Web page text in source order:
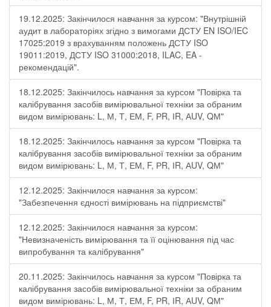
19.12.2025: Закінчилося навчання за курсом: "Внутрішній
аудит в лабораторіях згідно з вимогами ДСТУ EN ISO/IEC
17025:2019 з врахуванням положень ДСТУ ISO
19011:2019, ДСТУ ISO 31000:2018, ILAC, EA -
рекомендацій".
18.12.2025: Закінчилось навчання за курсом "Повірка та
калібрування засобів вимірювальної техніки за обраним
видом вимірювань: L, М, Т, ЕМ, F, РR, ІR, АUV, QМ"
18.12.2025: Закінчилось навчання за курсом "Повірка та
калібрування засобів вимірювальної техніки за обраним
видом вимірювань: L, М, Т, ЕМ, F, РR, ІR, АUV, QМ"
12.12.2025: Закінчилося навчання за курсом:
"Забезпечення єдності вимірювань на підприємстві"
12.12.2025: Закінчилося навчання за курсом:
"Невизначеність вимірювання та її оцінювання під час
випробування та калібрування"
20.11.2025: Закінчилось навчання за курсом "Повірка та
калібрування засобів вимірювальної техніки за обраним
видом вимірювань: L, М, Т, ЕМ, F, РR, ІR, АUV, QМ"